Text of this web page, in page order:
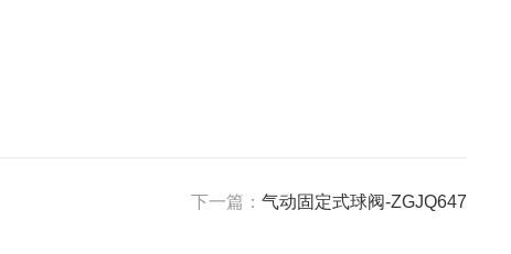
下一篇： 气动固定式球阀-ZGJQ647